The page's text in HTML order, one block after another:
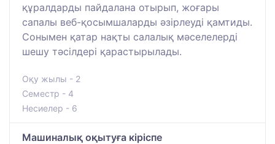
құралдарды пайдалана отырып, жоғары
сапалы веб-қосымшаларды әзірлеуді қамтиды.
Сонымен қатар нақты салалық мәселелерді
шешу тәсілдері қарастырылады.
Оқу жылы - 2
Семестр - 4
Несиелер - 6
Машиналық оқытуға кіріспе